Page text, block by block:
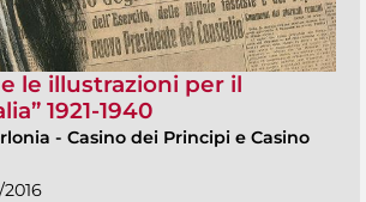
le illustrazioni per il
1921-1940
- Casino dei Principi e Casino
2016